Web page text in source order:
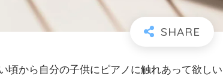
頃から自分の子供にピアノに触れあって欲しい